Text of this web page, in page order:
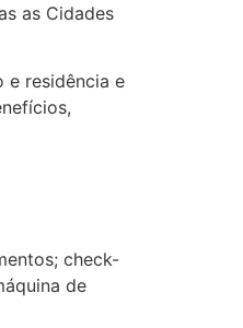
as Cidades
e residência e
check-
de